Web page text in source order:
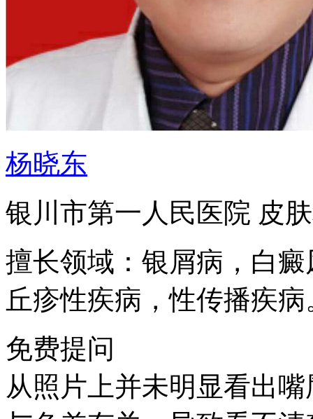
杨晓东
银川市第一人民医院 皮
擅长领域：银屑病，白
丘疹性疾病，性传播疾病
免费提问
从照片上并未明显看出